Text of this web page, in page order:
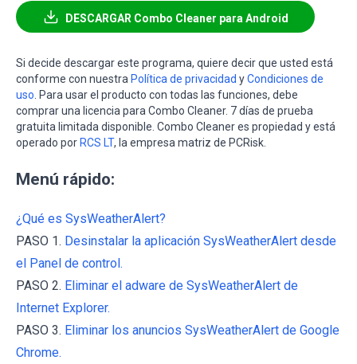
DESCARGAR Combo Cleaner para Android
Si decide descargar este programa, quiere decir que usted está
conforme con nuestra Política de privacidad yCondiciones de
uso . Para usar el producto con todas las funciones, debe
comprar una licencia para Combo Cleaner. 7 días de prueba
gratuita limitada disponible. Combo Cleaner es propiedad y está
operado porRCS LT, la empresa matriz de PCRisk.
Menú rápido:
¿Qué es SysWeatherAlert?
PASO 1. Desinstalar la aplicación SysWeatherAlert desde
el Panel de control.
PASO 2. Eliminar el adware de SysWeatherAlert de
Internet Explorer.
PASO 3. Eliminar los anuncios SysWeatherAlert de Google
Chrome.